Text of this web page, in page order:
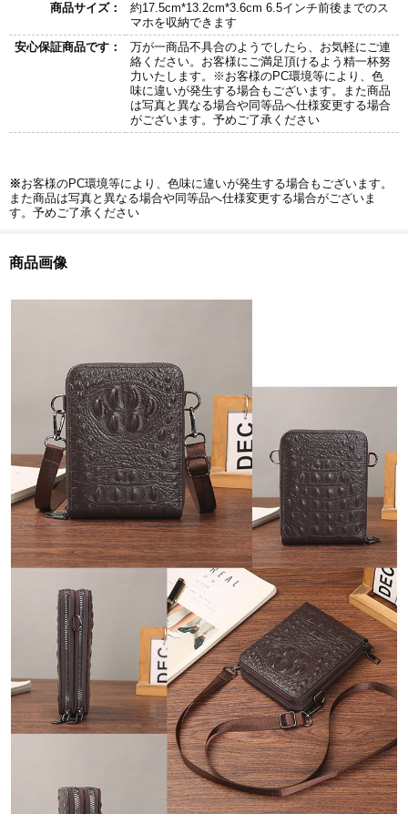
商品サイズ：
約17.5cm*13.2cm*3.6cm 6.5インチ前後までのス
マホを収納できます
安心保証商品です：
万が一商品不具合のようでしたら、お気軽にご連
絡ください。お客様にご満足頂けるよう精一杯努
力いたします。※お客様のPC環境等により、色
味に違いが発生する場合もございます。また商品
は写真と異なる場合や同等品へ仕様変更する場合
がございます。予めご了承ください
※お客様のPC環境等により、色味に違いが発生する場合もございます。
また商品は写真と異なる場合や同等品へ仕様変更する場合がございま
す。予めご了承ください
商品画像